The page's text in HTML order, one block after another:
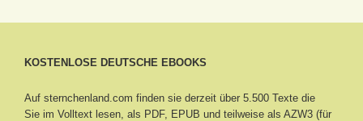
KOSTENLOSE DEUTSCHE EBOOKS
Auf sternchenland.com finden sie derzeit über 5.500 Texte die
Sie im Volltext lesen, als PDF, EPUB und teilweise als AZW3 (für